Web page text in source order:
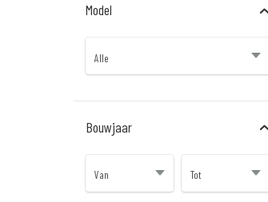
Model
Bouwjaar